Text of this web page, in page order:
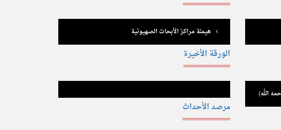
هيمنة مراكز الأبحاث الصهيونية
الله)
الورقة الأخيرة
مرصد الأحداث